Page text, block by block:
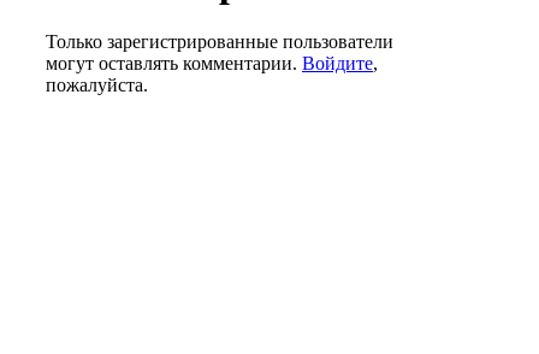
Только зарегистрированные пользователи
могут оставлять комментарии. Войдите,
пожалуйста.